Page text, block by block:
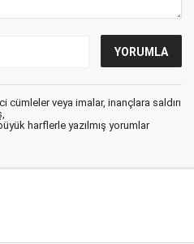
cümleler veya imalar, inançlara saldırı
harflerle yazılmış yorumlar